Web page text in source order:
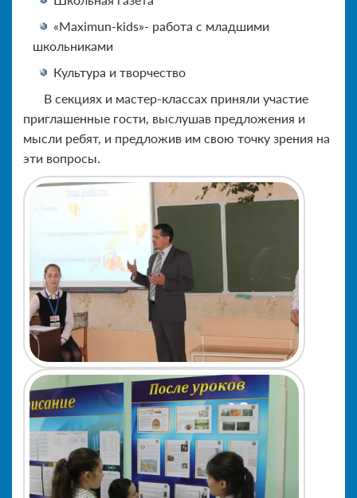
«Maximun-kids»- работа с младшими
школьниками
Культура и творчество
В секциях и мастер-классах приняли участие
приглашенные гости, выслушав предложения и
мысли ребят, и предложив им свою точку зрения на
эти вопросы.